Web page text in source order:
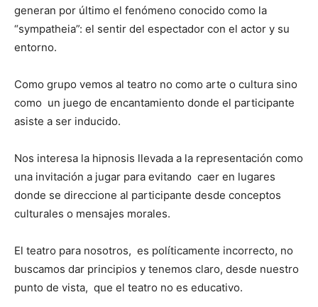
generan por último el fenómeno conocido como la
“sympatheia”: el sentir del espectador con el actor y su
entorno.
Como grupo vemos al teatro no como arte o cultura sino
como un juego de encantamiento donde el participante
asiste a ser inducido.
Nos interesa la hipnosis llevada a la representación como
una invitación a jugar para evitando caer en lugares
donde se direccione al participante desde conceptos
culturales o mensajes morales.
El teatro para nosotros, es políticamente incorrecto, no
buscamos dar principios y tenemos claro, desde nuestro
punto de vista, que el teatro no es educativo.